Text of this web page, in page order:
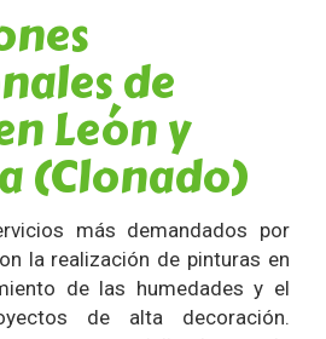
de
León y
(Clonado)
más demandados por
la realización de pinturas en
de las humedades y el
de alta decoración.